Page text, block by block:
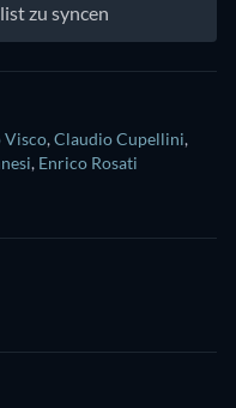
zu syncen
Visco,Claudio Cupellini,
, Enrico Rosati